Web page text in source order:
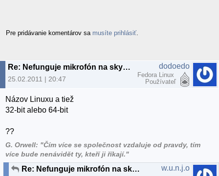
Pre pridávanie komentárov sa musíte prihlásiť
Re: Nefunguje mikrofón na skype
25.02.2011 | 20:47
dodoedo
Fedora Linux
Používateľ
Názov Linuxu a tiež
32-bit alebo 64-bit
??
G. Orwell: "Čím více se společnost vzdaluje od pravdy, tím
více bude nenávidět ty, kteří ji říkají."
Re: Nefunguje mikrofón na skype w.u.n.j.o